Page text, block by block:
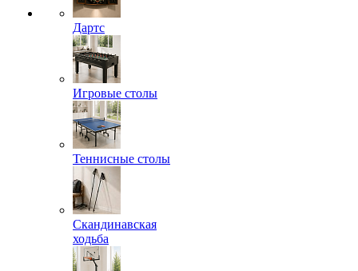
Дартс
Игровые столы
Теннисные столы
Скандинавская
ходьба